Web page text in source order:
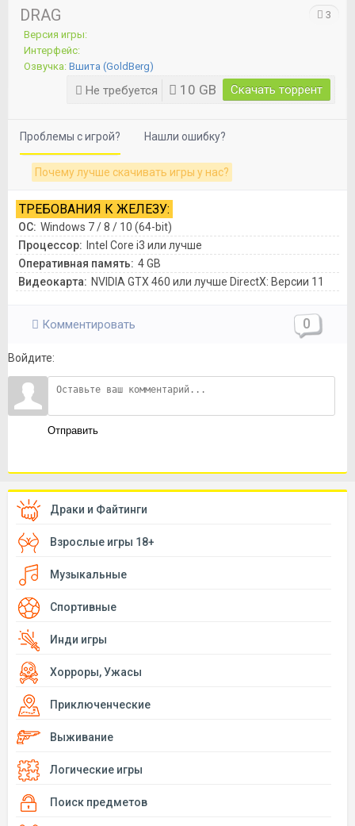
DRAG
Версия игры:
Интерфейс:
Озвучка: Вшита (GoldBerg)
Не требуется 10 GB Скачать торрент
3
Проблемы с игрой? Нашли ошибку?
Почему лучше скачивать игры у нас?
ТРЕБОВАНИЯ К ЖЕЛЕЗУ:
ОС: Windows 7 / 8 / 10 (64-bit)
Процессор: Intel Core i3 или лучше
Оперативная память: 4 GB
Видеокарта: NVIDIA GTX 460 или лучше DirectX: Версии 11
Комментировать 0
Войдите:
Отправить
Драки и Файтинги
Взрослые игры 18+
Музыкальные
Спортивные
Инди игры
Хорроры, Ужасы
Приключенческие
Выживание
Логические игры
Поиск предметов